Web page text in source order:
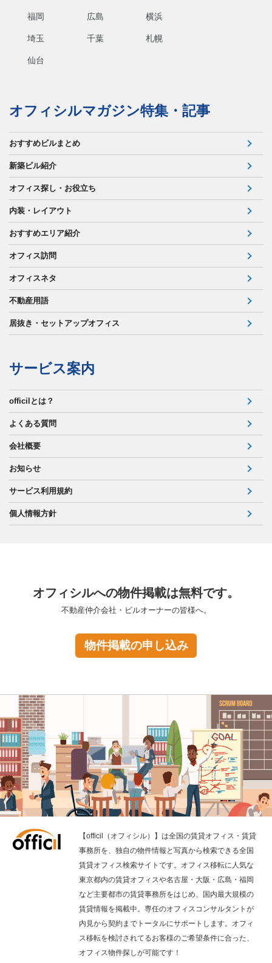
福岡 広島 横浜
埼玉 千葉 札幌
仙台
オフィシルマガジン特集・記事
おすすめビルまとめ
新築ビル紹介
オフィス探し・お役立ち
内装・レイアウト
おすすめエリア紹介
オフィス訪問
オフィスネタ
不動産用語
居抜き・セットアップオフィス
サービス案内
officilとは？
よくある質問
会社概要
お知らせ
サービス利用規約
個人情報方針
オフィシルへの物件掲載は無料です。
不動産仲介会社・ビルオーナーの皆様へ。
物件掲載の申し込み
【officil（オフィシル）】は全国の賃貸オフィス・賃貸
事務所を、独自の物件情報と写真から検索できる全国
賃貸オフィス検索サイトです。オフィス移転に人気な
東京都内の賃貸オフィスや名古屋・大阪・広島・福岡
など主要都市の賃貸事務所をはじめ、国内最大規模の
賃貸情報を掲載中。専任のオフィスコンサルタントが
内見から契約までトータルにサポートします。オフィ
ス移転を検討されてるお客様のご希望条件に合った、
オフィス物件探しが可能です！